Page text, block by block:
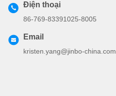
Điện thoại
86-769-83391025-8005
Email
kristen.yang@jinbo-china.com